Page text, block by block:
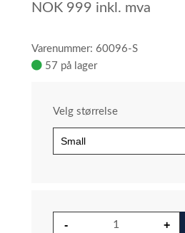
NOK 999 inkl. mva
Varenummer: 60096-S
57 på lager
Velg størrelse